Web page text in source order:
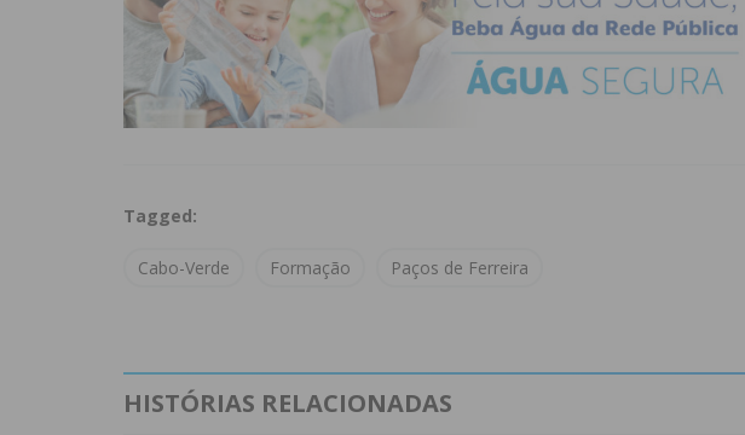
Tagged:
Cabo-Verde Formação Paços de Ferreira
HISTÓRIAS RELACIONADAS